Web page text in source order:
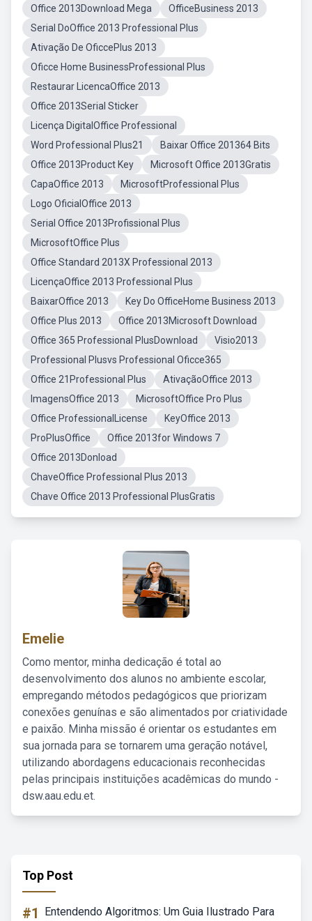
Office 2013Download Mega
OfficeBusiness 2013
Serial DoOffice 2013 Professional Plus
Ativação De OficcePlus 2013
Oficce Home BusinessProfessional Plus
Restaurar LicencaOffice 2013
Office 2013Serial Sticker
Licença DigitalOffice Professional
Word Professional Plus21
Baixar Office 201364 Bits
Office 2013Product Key
Microsoft Office 2013Gratis
CapaOffice 2013
MicrosoftProfessional Plus
Logo OficialOffice 2013
Serial Office 2013Profissional Plus
MicrosoftOffice Plus
Office Standard 2013X Professional 2013
LicençaOffice 2013 Professional Plus
BaixarOffice 2013
Key Do OfficeHome Business 2013
Office Plus 2013
Office 2013Microsoft Download
Office 365 Professional PlusDownload
Visio2013
Professional Plusvs Professional Oficce365
Office 21Professional Plus
AtivaçãoOffice 2013
ImagensOffice 2013
MicrosoftOffice Pro Plus
Office ProfessionalLicense
KeyOffice 2013
ProPlusOffice
Office 2013for Windows 7
Office 2013Donload
ChaveOffice Professional Plus 2013
Chave Office 2013 Professional PlusGratis
Emelie
Como mentor, minha dedicação é total ao
desenvolvimento dos alunos no ambiente escolar,
empregando métodos pedagógicos que priorizam
conexões genuínas e são alimentados por criatividade
e paixão. Minha missão é orientar os estudantes em
sua jornada para se tornarem uma geração notável,
utilizando abordagens educacionais reconhecidas
pelas principais instituições acadêmicas do mundo -
dsw.aau.edu.et.
Top Post
#1
Entendendo Algoritmos: Um Guia Ilustrado Para